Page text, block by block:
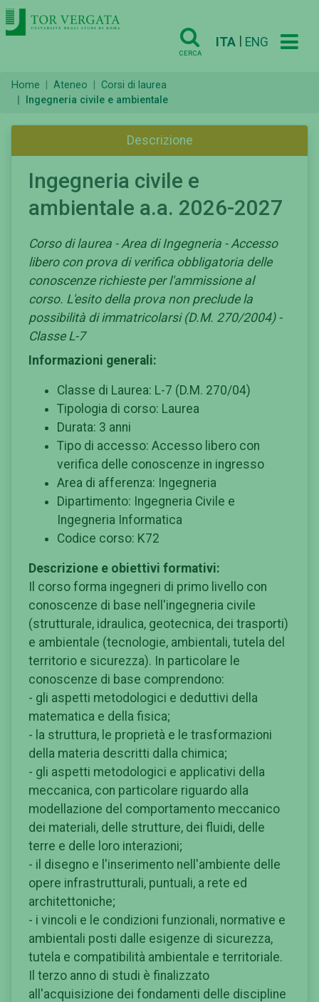
CERCA
ITA ENG
Home Ateneo
Corsi di laurea
Ingegneria civile e ambientale
Descrizione
Ingegneria civile e
ambientale a.a. 2026-2027
Corso di laurea - Area di Ingegneria - Accesso
libero con prova di verifica obbligatoria delle
conoscenze richieste per l'ammissione al
corso. L'esito della prova non preclude la
possibilità di immatricolarsi (D.M. 270/2004) -
Classe L-7
Informazioni generali:
Classe di Laurea: L-7 (D.M. 270/04)
Tipologia di corso: Laurea
Durata: 3 anni
Tipo di accesso: Accesso libero con
verifica delle conoscenze in ingresso
Area di afferenza: Ingegneria
Dipartimento: Ingegneria Civile e
Ingegneria Informatica
Codice corso: K72
Descrizione e obiettivi formativi:
Il corso forma ingegneri di primo livello con
conoscenze di base nell'ingegneria civile
(strutturale, idraulica, geotecnica, dei trasporti)
e ambientale (tecnologie, ambientali, tutela del
territorio e sicurezza). In particolare le
conoscenze di base comprendono:
- gli aspetti metodologici e deduttivi della
matematica e della fisica;
- la struttura, le proprietà e le trasformazioni
della materia descritti dalla chimica;
- gli aspetti metodologici e applicativi della
meccanica, con particolare riguardo alla
modellazione del comportamento meccanico
dei materiali, delle strutture, dei fluidi, delle
terre e delle loro interazioni;
- il disegno e l'inserimento nell'ambiente delle
opere infrastrutturali, puntuali, a rete ed
architettoniche;
- i vincoli e le condizioni funzionali, normative e
ambientali posti dalle esigenze di sicurezza,
tutela e compatibilità ambientale e territoriale.
Il terzo anno di studi è finalizzato
all'acquisizione dei fondamenti delle discipline